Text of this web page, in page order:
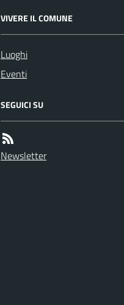
VIVERE IL COMUNE
Luoghi
Eventi
SEGUICI SU
Newsletter